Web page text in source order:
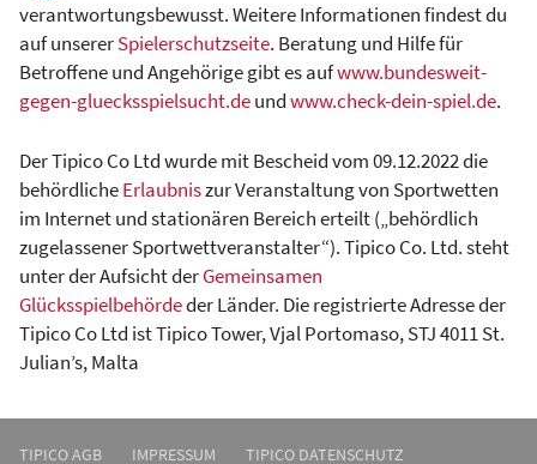
verantwortungsbewusst. Weitere Informationen findest du
auf unsererSpielerschutzseite. Beratung und Hilfe für
Betroffene und Angehörige gibt es aufwww.bundesweit-
gegen-gluecksspielsucht.deundwww.check-dein-spiel.de.
Der Tipico Co Ltd wurde mit Bescheid vom 09.12.2022 die
behördlicheErlaubniszur Veranstaltung von Sportwetten
im Internet und stationären Bereich erteilt („behördlich
zugelassener Sportwettveranstalter“). Tipico Co. Ltd. steht
unter der Aufsicht derGemeinsamen
Glücksspielbehördeder Länder. Die registrierte Adresse der
Tipico Co Ltd ist Tipico Tower, Vjal Portomaso, STJ 4011 St.
Julian’s, Malta
TIPICO AGB IMPRESSUM TIPICO DATENSCHUTZ